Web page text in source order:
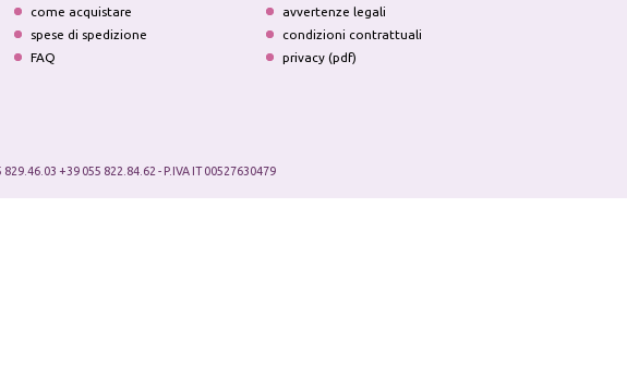
come acquistare
spese di spedizione
FAQ
avvertenze legali
condizioni contrattuali
privacy (pdf)
+39 055 822.84.62 - P.IVA IT 00527630479